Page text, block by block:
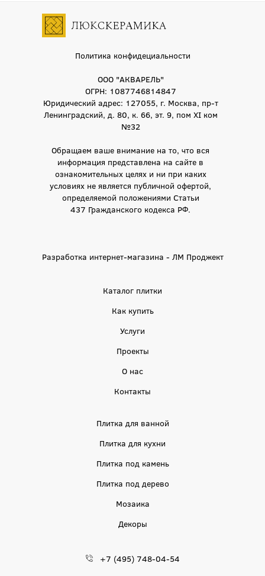
Политика конфидециальности
ООО "АКВАРЕЛЬ"
ОГРН: 1087746814847
Юридический адрес: 127055, г. Москва, пр-т
Ленинградский, д. 80, к. 66, эт. 9, пом XI ком
№32
Обращаем ваше внимание на то, что вся
информация представлена на сайте в
ознакомительных целях и ни при каких
условиях не является публичной офертой,
определяемой положениями Статьи
437 Гражданского кодекса РФ.
Разработка интернет-магазина - ЛМ Проджект
Каталог плитки
Как купить
Услуги
Проекты
О нас
Контакты
Плитка для ванной
Плитка для кухни
Плитка под камень
Плитка под дерево
Мозаика
Декоры
+7 (495) 748-04-54